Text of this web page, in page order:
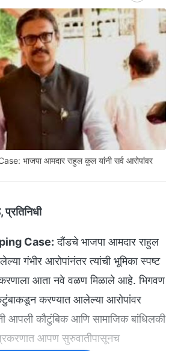
भाजपा आमदार राहुल कुल यांनी सर्व आरोपांवर
प्रतिनिधी
Case: दौंडचे भाजपा आमदार राहुल
गंभीर आरोपांनंतर त्यांची भूमिका स्पष्ट
आता नवे वळण मिळाले आहे. भिगवण
करण्यात आलेल्या आरोपांवर
आपली कौटुंबिक आणि सामाजिक बांधिलकी
आपण सुरुवातीपासूनच